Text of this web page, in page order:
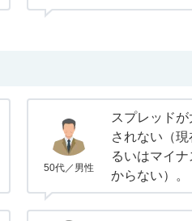
50代／男性
スプレッド
されない（
るいはマイ
からない）。